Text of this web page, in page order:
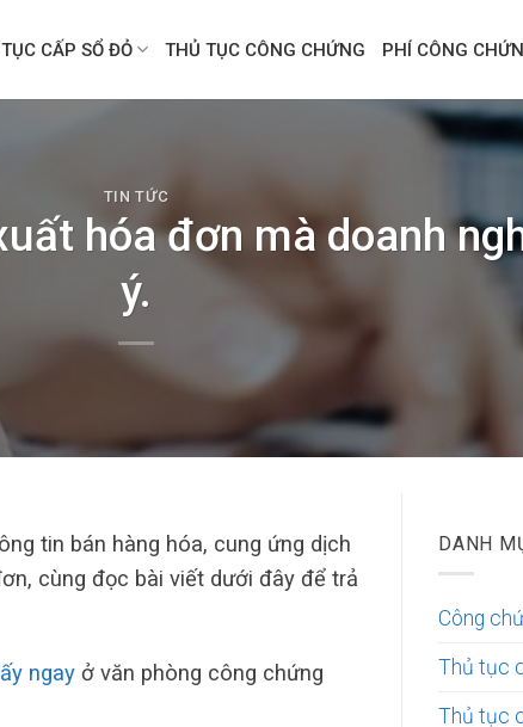
CẤP SỔ ĐỎ THỦ TỤC CÔNG CHỨNG PHÍ CÔNG
TIN TỨC
hóa đơn mà doanh
ý.
tin bán hàng hóa, cung ứng dịch
cùng đọc bài viết dưới đây để trả
ngay ở văn phòng công chứng
DANH
Công
Thủ tục
Thủ tục